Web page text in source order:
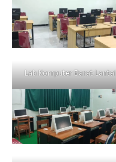
Lab Komputer Barat